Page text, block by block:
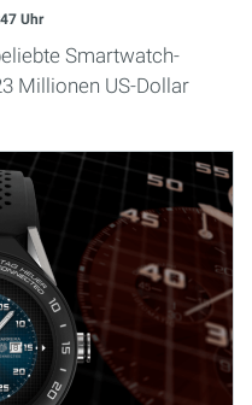
Uhr
Smartwatch-
Millionen US-Dollar